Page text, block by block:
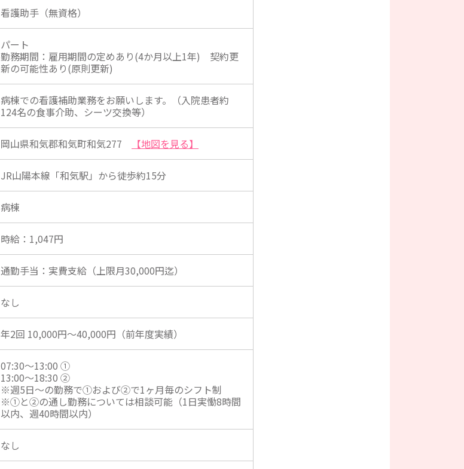
看護助手（無資格）
パート
勤務期間：雇用期間の定めあり(4か月以上1年) 契約更
新の可能性あり(原則更新)
病棟での看護補助業務をお願いします。（入院患者約
124名の食事介助、シーツ交換等）
岡山県和気郡和気町和気277 【地図を見る】
JR山陽本線「和気駅」から徒歩約15分
病棟
時給：1,047円
通勤手当：実費支給（上限月30,000円迄）
なし
年2回 10,000円～40,000円（前年度実績）
07:30～13:00 ①
13:00～18:30 ②
※週5日～の勤務で①および②で1ヶ月毎のシフト制
※①と②の通し勤務については相談可能（1日実慟8時間
以内、週40時間以内）
なし